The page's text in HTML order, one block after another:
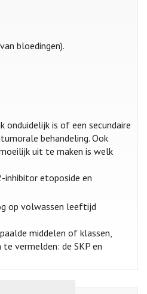
bloedingen).
is of een secundaire
behandeling. Ook
uit te maken is welk
inhibitor etoposide en
op volwassen leeftijd
middelen of klassen,
vermelden: de SKP en